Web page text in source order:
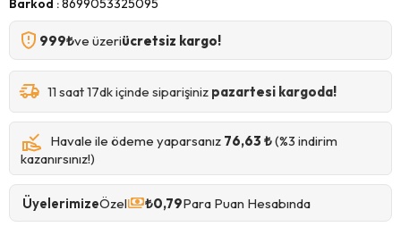
Barkod :8699053325095
999₺ve üzeriücretsiz kargo!
11 saat 17dk içinde siparişiniz pazartesi kargoda!
Havale ile ödeme yaparsanız 76,63 ₺(%3 indirim
kazanırsınız!)
ÜyelerimizeÖzel ₺0,79Para Puan Hesabında